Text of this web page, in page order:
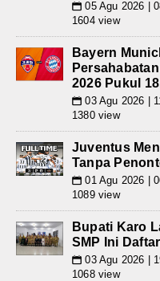
📅 05 Agu 2026 |
1604 view
Bayern
2026 Pukul
📅 03 Agu 2026 |
1380 view
Juventus
Tanpa
📅 01 Agu 2026 |
1089 view
Bupati Karo
SMP Ini
📅 03 Agu 2026 |
1068 view